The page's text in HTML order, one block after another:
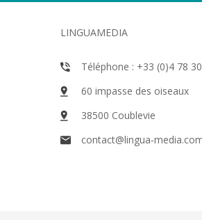
LINGUAMEDIA
Téléphone : +33 (0)4 78
60 impasse des oiseaux
38500 Coublevie
contact@lingua-